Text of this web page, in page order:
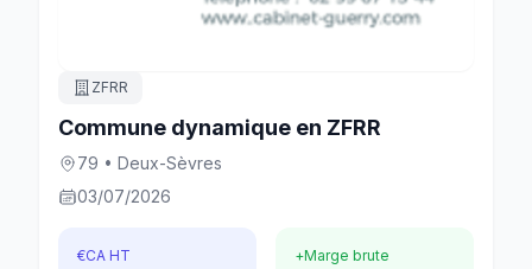
ZFRR
Commune dynamique en ZFRR
79 • Deux-Sèvres
03/07/2026
€CA HT +Marge brute